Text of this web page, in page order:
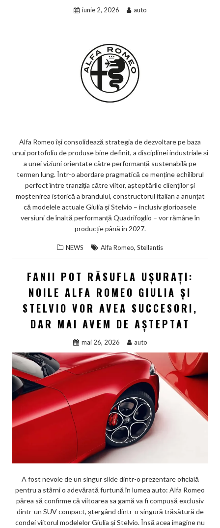
iunie 2, 2026 auto
Alfa Romeo își consolidează strategia de dezvoltare pe baza
unui portofoliu de produse bine definit, a disciplinei industriale și
a unei viziuni orientate către performanță sustenabilă pe
termen lung. Într-o abordare pragmatică ce menține echilibrul
perfect între tranziția către viitor, așteptările clienților și
moștenirea istorică a brandului, constructorul italian a anunțat
că modelele actuale Giulia și Stelvio – inclusiv glorioasele
versiuni de înaltă performanță Quadrifoglio – vor rămâne în
producție până în 2027.
NEWS Alfa Romeo, Stellantis
FANII POT RĂSUFLA UȘURAȚI:
NOILE ALFA ROMEO GIULIA ȘI
STELVIO VOR AVEA SUCCESORI,
DAR MAI AVEM DE AȘTEPTAT
mai 26, 2026 auto
A fost nevoie de un singur slide dintr-o prezentare oficială
pentru a stârni o adevărată furtună în lumea auto: Alfa Romeo
părea să confirme că viitoarea sa gamă va fi compusă exclusiv
dintr-un SUV compact, ștergând dintr-o singură trăsătură de
condei viitorul modelelor Giulia și Stelvio. Însă acea imagine nu